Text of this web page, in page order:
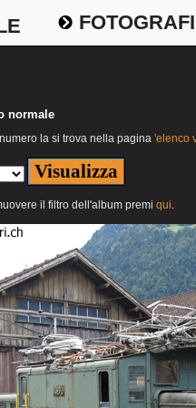
normale
la si trova nella pagina 'elenco
il filtro dell'album premi qui.